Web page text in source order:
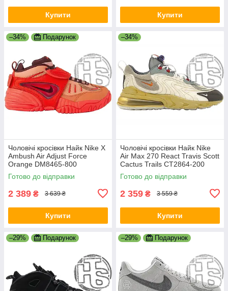
Купити Купити
–34% Подарунок
Чоловічі кросівки Найк Nike X
Ambush Air Adjust Force
Orange DM8465-800
Готово до відправки
2 389 ₴ 3 639 ₴
Купити
–34%
Чоловічі кросівки Найк Nike
Air Max 270 React Travis Scott
Cactus Trails CT2864-200
Готово до відправки
2 359 ₴ 3 559 ₴
Купити
–29% Подарунок –29% Подарунок